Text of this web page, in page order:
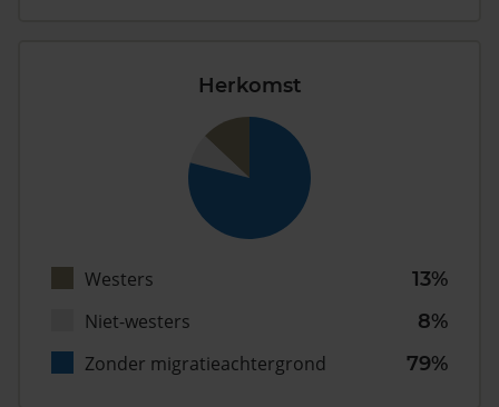
Herkomst
Westers
13%
Niet-westers
8%
Zonder migratieachtergrond
79%